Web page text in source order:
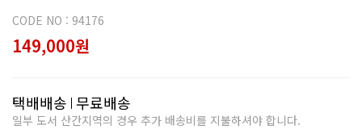
CODE NO : 94176
149,000원
택배배송 무료배송
일부 도서 산간지역의 경우 추가 배송비를 지불하셔야 합니다.